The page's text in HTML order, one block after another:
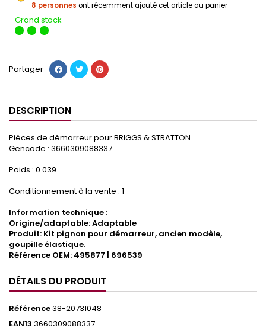
8 personnes ont récemment ajouté cet article au panier
Grand stock
Partager
DESCRIPTION
Pièces de démarreur pour BRIGGS & STRATTON.
Gencode : 3660309088337
Poids : 0.039
Conditionnement à la vente : 1
Information technique :
Origine/adaptable: Adaptable
Produit: Kit pignon pour démarreur, ancien modèle,
goupille élastique.
Référence OEM: 495877 | 696539
DÉTAILS DU PRODUIT
Référence38-20731048
EAN13 3660309088337